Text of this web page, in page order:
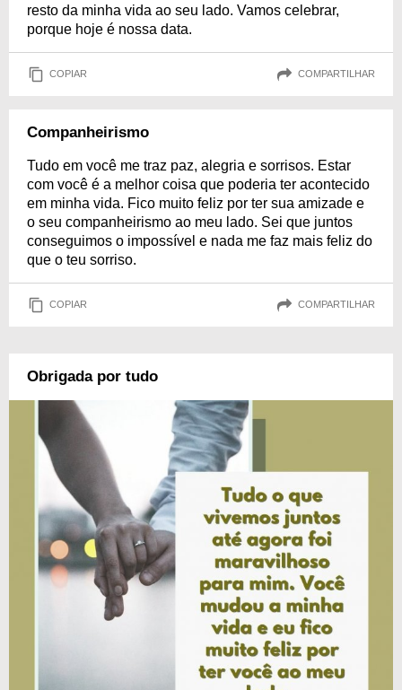
resto da minha vida ao seu lado. Vamos celebrar,
porque hoje é nossa data.
COPIAR COMPARTILHAR
Companheirismo
Tudo em você me traz paz, alegria e sorrisos. Estar
com você é a melhor coisa que poderia ter acontecido
em minha vida. Fico muito feliz por ter sua amizade e
o seu companheirismo ao meu lado. Sei que juntos
conseguimos o impossível e nada me faz mais feliz do
que o teu sorriso.
COPIAR COMPARTILHAR
Obrigada por tudo